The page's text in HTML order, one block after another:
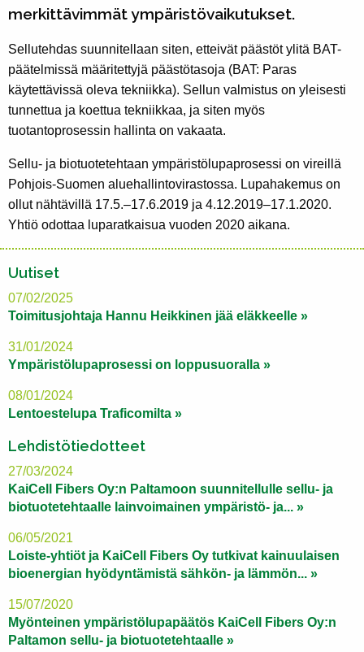
merkittävimmät ympäristövaikutukset.
Sellutehdas suunnitellaan siten, etteivät päästöt ylitä BAT-
päätelmissä määritettyjä päästötasoja (BAT: Paras
käytettävissä oleva tekniikka). Sellun valmistus on yleisesti
tunnettua ja koettua tekniikkaa, ja siten myös
tuotantoprosessin hallinta on vakaata.
Sellu- ja biotuotetehtaan ympäristölupaprosessi on vireillä
Pohjois-Suomen aluehallintovirastossa. Lupahakemus on
ollut nähtävillä 17.5.–17.6.2019 ja 4.12.2019–17.1.2020.
Yhtiö odottaa luparatkaisua vuoden 2020 aikana.
Uutiset
07/02/2025
Toimitusjohtaja Hannu Heikkinen jää eläkkeelle »
31/01/2024
Ympäristölupaprosessi on loppusuoralla »
08/01/2024
Lentoestelupa Traficomilta »
Lehdistötiedotteet
27/03/2024
KaiCell Fibers Oy:n Paltamoon suunnitellulle sellu- ja
biotuotetehtaalle lainvoimainen ympäristö- ja... »
06/05/2021
Loiste-yhtiöt ja KaiCell Fibers Oy tutkivat kainuulaisen
bioenergian hyödyntämistä sähkön- ja lämmön... »
15/07/2020
Myönteinen ympäristölupapäätös KaiCell Fibers Oy:n
Paltamon sellu- ja biotuotetehtaalle »